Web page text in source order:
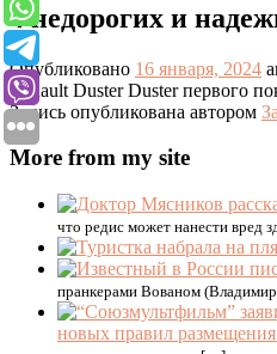
4 недорогих и
Опубликовано 16 января, 2024
Renault Duster Duster первого
Запись опубликована автором
More from my site
что редис может нанести вред
пранкерами Вованом
новых правил